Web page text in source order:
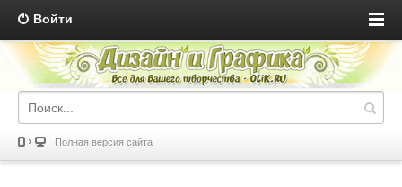
Войти
Полная версия сайта